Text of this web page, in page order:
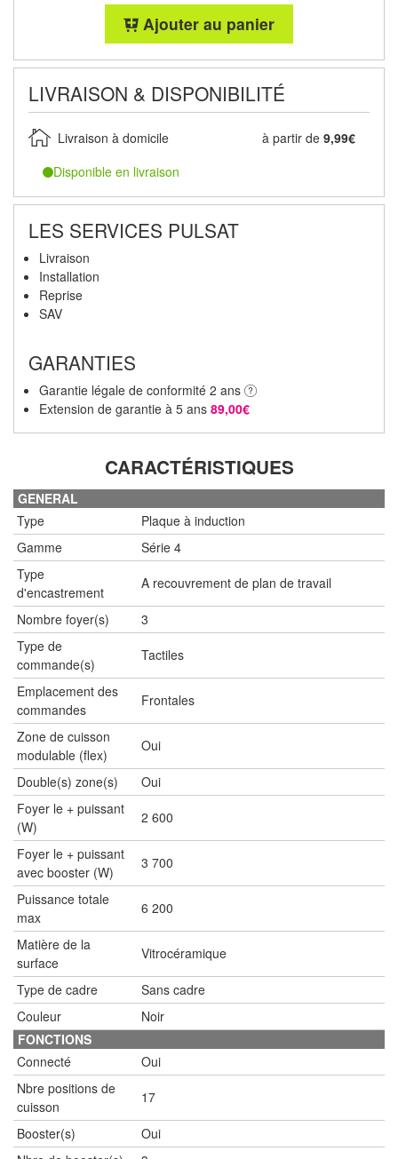
Ajouter au panier
LIVRAISON & DISPONIBILITÉ
Livraison à domicile à partir de 9,99€
Disponible en livraison
LES SERVICES PULSAT
Livraison
Installation
Reprise
SAV
GARANTIES
Garantie légale de conformité 2 ans
Extension de garantie à 5 ans 89,00€
CARACTÉRISTIQUES
GENERAL
Type
Plaque à induction
Gamme
Série 4
Type
d'encastrement
A recouvrement de plan de travail
Nombre foyer(s)
3
Type de
commande(s)
Tactiles
Emplacement des
commandes
Frontales
Zone de cuisson
modulable (flex)
Oui
Double(s) zone(s)
Oui
Foyer le + puissant
(W)
2 600
Foyer le + puissant
avec booster (W)
3 700
Puissance totale
max
6 200
Matière de la
surface
Vitrocéramique
Type de cadre
Sans cadre
Couleur
Noir
FONCTIONS
Connecté
Oui
Nbre positions de
cuisson
17
Booster(s)
Oui